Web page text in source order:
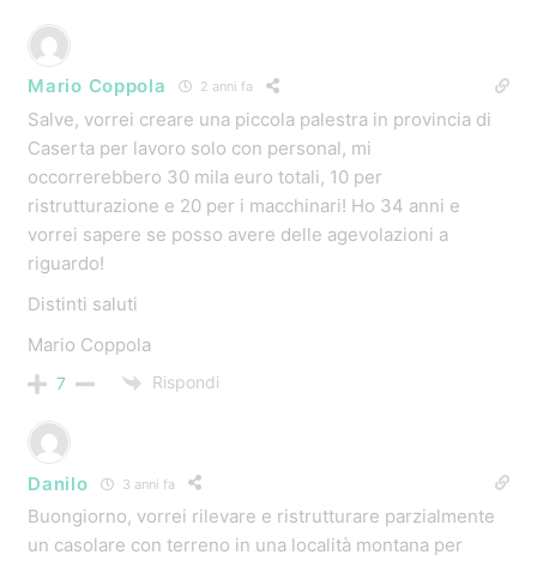
Mario Coppola 2 anni fa
Salve, vorrei creare una piccola palestra in provincia di
Caserta per lavoro solo con personal, mi
occorrerebbero 30 mila euro totali, 10 per
ristrutturazione e 20 per i macchinari! Ho 34 anni e
vorrei sapere se posso avere delle agevolazioni a
riguardo!
Distinti saluti
Mario Coppola
7 Rispondi
Danilo 3 anni fa
Buongiorno, vorrei rilevare e ristrutturare parzialmente
un casolare con terreno in una località montana per